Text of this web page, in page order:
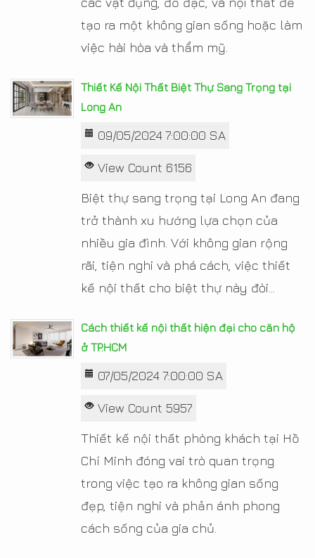
tạo ra một không gian sống hoặc làm
việc hài hòa và thẩm mỹ.
Thiết Kế Nội Thất Biệt Thự Sang Trọng tại
Long An
09/05/2024 7:00:00 SA
View Count 6156
Biệt thự sang trọng tại Long An đang
trở thành xu hướng lựa chọn của
nhiều gia đình. Với không gian rộng
rãi, tiện nghi và phá cách, việc thiết
kế nội thất cho biệt thự này đòi...
Cách thiết kế nội thất hiện đại cho căn hộ
ở TP.HCM
07/05/2024 7:00:00 SA
View Count 5957
Thiết kế nội thất phòng khách tại Hồ
Chí Minh đóng vai trò quan trọng
trong việc tạo ra không gian sống
đẹp, tiện nghi và phản ánh phong
cách sống của gia chủ.